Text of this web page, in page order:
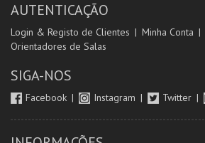
AUTENTICAÇÃO
Login & Registo de Clientes Minha Conta
Orientadores de Salas
SIGA-NOS
Facebook Instagram Twitter